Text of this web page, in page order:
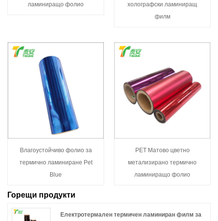
ламиниращо фолио
холографски ламиниращ
филм
Влагоустойчиво фолио за
термично ламиниране Pet
Blue
PET Матово цветно
метализирано термично
ламиниращо фолио
Горещи продукти
Електротермален термичен ламиниран филм за